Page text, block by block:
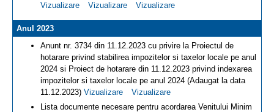
Vizualizare
Vizualizare Vizualizare
Anul 2023
Anunt nr. 3734 din 11.12.2023 cu privire la Proiectul de
hotarare privind stabilirea impozitelor si taxelor locale pe anul
2024 si Proiect de hotarare din 11.12.2023 privind indexarea
impozitelor si taxelor locale pe anul 2024 (Adaugat la data
11.12.2023) Vizualizare
Vizualizare
Lista documente necesare pentru acordarea Venitului Minim